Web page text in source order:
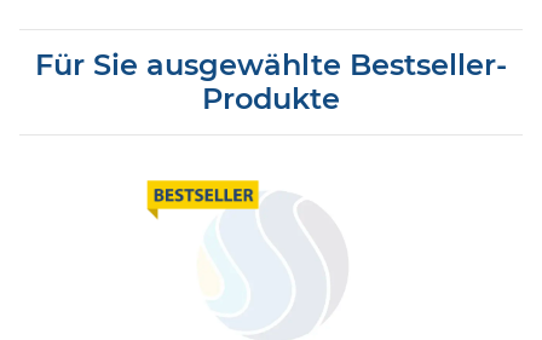
Für Sie ausgewählte Bestseller-
Produkte